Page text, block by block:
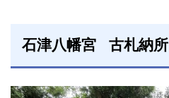
石津八幡宮 古札納所